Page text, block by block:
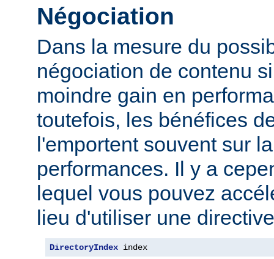
Négociation
Dans la mesure du
négociation de contenu
moindre gain en
toutefois, les bénéfices
l'emportent souvent sur
performances. Il y a
lequel vous pouvez
lieu d'utiliser une
DirectoryIndex index